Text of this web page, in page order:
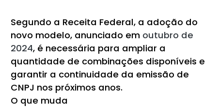
Segundo a Receita Federal, a adoção do
novo modelo, anunciado em outubro de
2024, é necessária para ampliar a
quantidade de combinações disponíveis e
garantir a continuidade da emissão de
CNPJ nos próximos anos.
O que muda